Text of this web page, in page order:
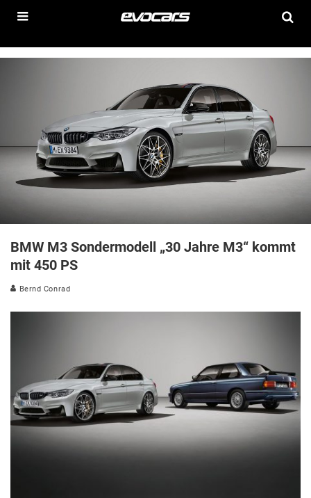
BMW M3 Sondermodell „30 Jahre M3“ kommt
mit 450 PS
Bernd Conrad